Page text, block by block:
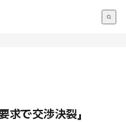
求で交渉決裂」